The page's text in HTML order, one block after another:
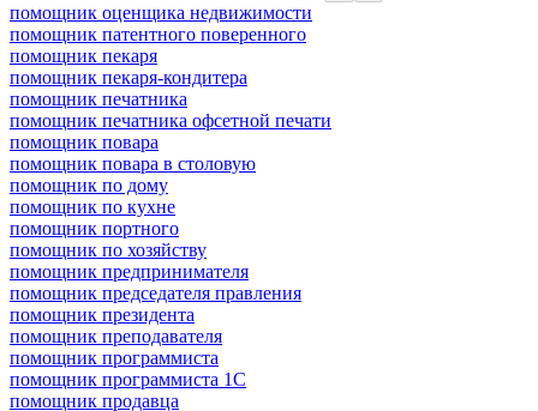
помощник оценщика недвижимости
помощник патентного поверенного
помощник пекаря
помощник пекаря-кондитера
помощник печатника
помощник печатника офсетной печати
помощник повара
помощник повара в столовую
помощник по дому
помощник по кухне
помощник портного
помощник по хозяйству
помощник предпринимателя
помощник председателя правления
помощник президента
помощник преподавателя
помощник программиста
помощник программиста 1С
помощник продавца